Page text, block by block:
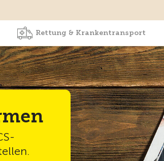
Rettung & Krankentransport